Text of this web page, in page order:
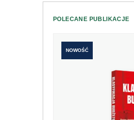
POLECANE PUBLIKACJE
NOWOŚĆ